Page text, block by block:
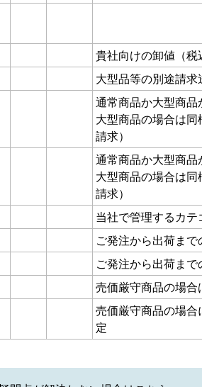
貴社向けの卸値（税
大型品等の別途請求
通常商品か大型商品
大型商品の場合は
請求）
通常商品か大型商品
大型商品の場合は
請求）
当社で管理するカテ
ご発注から出荷まで
ご発注から出荷まで
売価厳守商品の場
売価厳守商品の場合
定